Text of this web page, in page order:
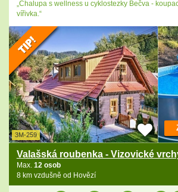
„Chalupa s wellness u cyklostezky Bečva -
vířivka.“
3M-259
Valašská roubenka - Vizovické
Max. 12 osob
8 km vzdušně od Hovězí